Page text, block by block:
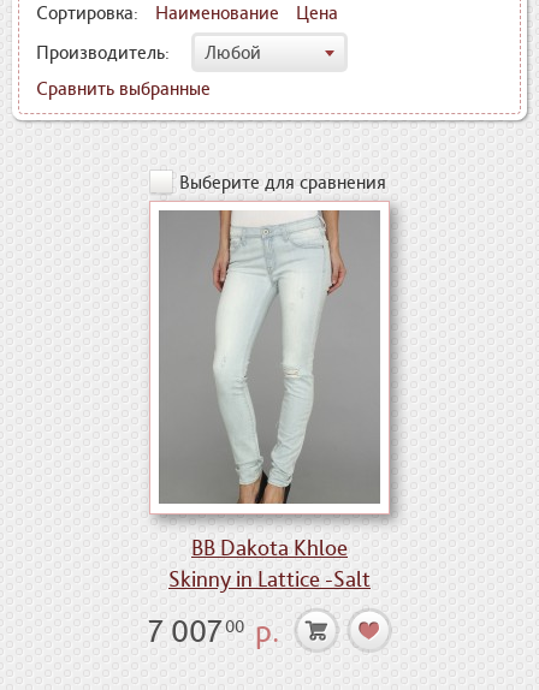
Сортировка: Наименование
Цена
Производитель:
Любой
Сравнить выбранные
Выберите для сравнения
BB Dakota Khloe
Skinny in Lattice -Salt
7 00700 р.